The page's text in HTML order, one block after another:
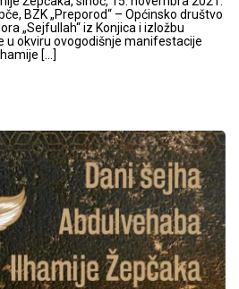
BZK „Preporod“ – Općinsko društvo
„Sejfullah“ iz Konjica i izložbu
u okviru ovogodišnje manifestacije
[…]